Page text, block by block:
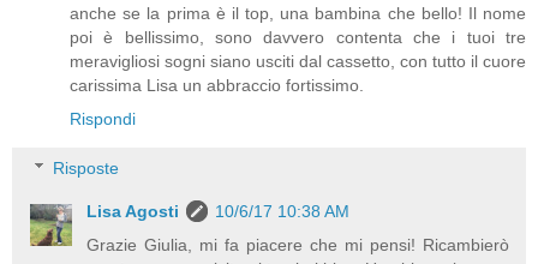
anche se la prima è il top, una bambina che bello! Il nome
poi è bellissimo, sono davvero contenta che i tuoi tre
meravigliosi sogni siano usciti dal cassetto, con tutto il cuore
carissima Lisa un abbraccio fortissimo.
Rispondi
Risposte
Lisa Agosti
10/6/17 10:38 AM
Grazie Giulia, mi fa piacere che mi pensi! Ricambierò